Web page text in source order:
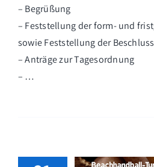
– Begrüßung
– Feststellung der form- und
sowie Feststellung der
– Anträge zur Tagesordnung
– …